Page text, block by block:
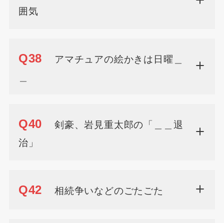
囲気
Q38
アマチュアの絵かきは日曜＿
Q40
剣豪、岩見重太郎の「＿＿退
治」
Q42 相続争いなどのごたごた